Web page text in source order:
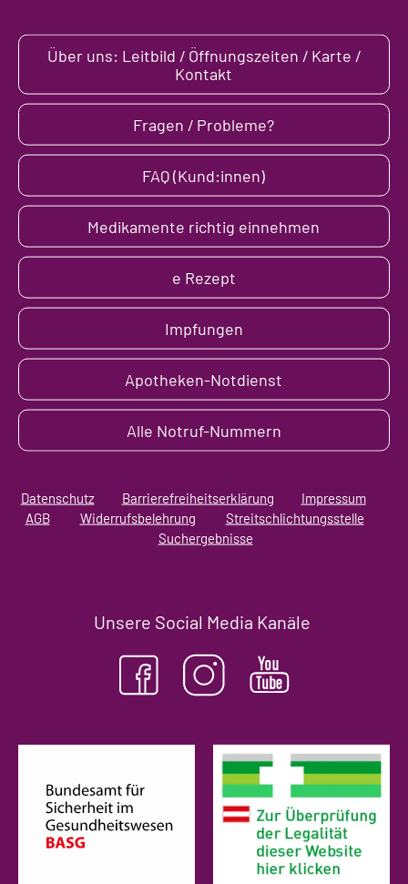
Über uns: Leitbild / Öffnungszeiten / Karte /
Kontakt
Fragen / Probleme?
FAQ (Kund:innen)
Medikamente richtig einnehmen
e Rezept
Impfungen
Apotheken-Notdienst
Alle Notruf-Nummern
Datenschutz Barrierefreiheitserklärung
Impressum
AGB
Widerrufsbelehrung
Streitschlichtungsstelle
Suchergebnisse
Unsere Social Media Kanäle
(öffnet in neuem Tab)